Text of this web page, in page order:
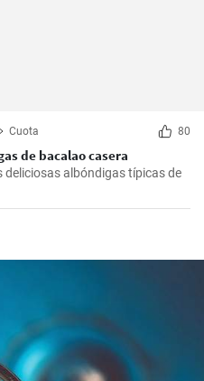
Cuota 80
de bacalao casera
albóndigas típicas de